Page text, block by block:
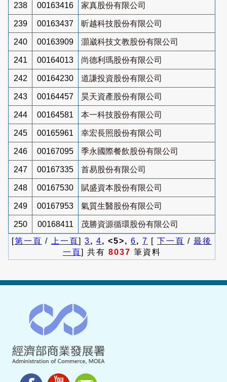
238 00163416 家真股份有限公司
239 00163437 昕越科技股份有限公司
240 00163909 灝崴科技文教股份有限公司
241 00164013 尚德利瑪股份有限公司
242 00164230 道謙投資股份有限公司
243 00164457 昊天資產股份有限公司
244 00164581 本一科技股份有限公司
245 00165961 幸宏長照股份有限公司
246 00167095 季永國際餐飲股份有限公司
247 00167335 首易股份有限公司
248 00167530 賦盛資本股份有限公司
249 00167953 氣質生醫股份有限公司
250 00168411
茂勝資源循環股份有限公司
[第一頁 / 上一頁] 3, 4, <5>, 6, 7 [ 下一頁 / 最後
一頁] 共有 8037 筆資料